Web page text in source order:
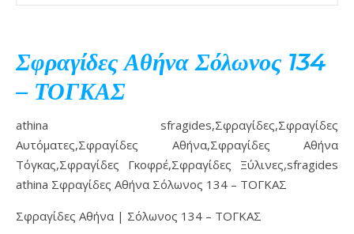
Σφραγίδες Αθήνα Σόλωνος 134
– ΤΟΓΚΑΣ
athina sfragides,Σφραγίδες,Σφραγίδες
Αυτόματες,Σφραγίδες Αθήνα,Σφραγίδες Αθήνα
Τόγκας,Σφραγίδες Γκοφρέ,Σφραγίδες Ξύλινες,sfragides
athina Σφραγίδες Αθήνα Σόλωνος 134 – ΤΟΓΚΑΣ
Σφραγίδες Αθήνα | Σόλωνος 134 – ΤΟΓΚΑΣ